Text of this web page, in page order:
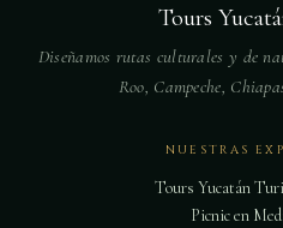
Tours
Diseñamos rutas culturales y de
Roo, Campeche,
NUESTRAS
Tours Yucatán
Picnic en